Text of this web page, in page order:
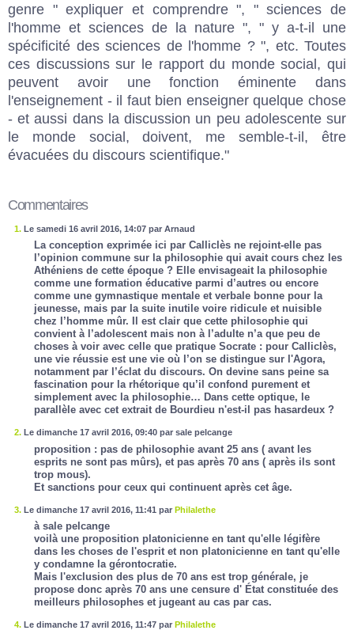
genre " expliquer et comprendre ", " sciences de
l'homme et sciences de la nature ", " y a-t-il une
spécificité des sciences de l'homme ? ", etc. Toutes
ces discussions sur le rapport du monde social, qui
peuvent avoir une fonction éminente dans
l'enseignement - il faut bien enseigner quelque chose
- et aussi dans la discussion un peu adolescente sur
le monde social, doivent, me semble-t-il, être
évacuées du discours scientifique."
Commentaires
1. Le samedi 16 avril 2016, 14:07 par Arnaud
La conception exprimée ici par Calliclès ne rejoint-elle pas
l’opinion commune sur la philosophie qui avait cours chez les
Athéniens de cette époque ? Elle envisageait la philosophie
comme une formation éducative parmi d’autres ou encore
comme une gymnastique mentale et verbale bonne pour la
jeunesse, mais par la suite inutile voire ridicule et nuisible
chez l’homme mûr. Il est clair que cette philosophie qui
convient à l’adolescent mais non à l’adulte n’a que peu de
choses à voir avec celle que pratique Socrate : pour Calliclès,
une vie réussie est une vie où l’on se distingue sur l'Agora,
notamment par l’éclat du discours. On devine sans peine sa
fascination pour la rhétorique qu’il confond purement et
simplement avec la philosophie… Dans cette optique, le
parallèle avec cet extrait de Bourdieu n'est-il pas hasardeux ?
2. Le dimanche 17 avril 2016, 09:40 par sale pelcange
proposition : pas de philosophie avant 25 ans ( avant les
esprits ne sont pas mûrs), et pas après 70 ans ( après ils sont
trop mous).
Et sanctions pour ceux qui continuent après cet âge.
3. Le dimanche 17 avril 2016, 11:41 par Philalethe
à sale pelcange
voilà une proposition platonicienne en tant qu'elle légifère
dans les choses de l'esprit et non platonicienne en tant qu'elle
y condamne la gérontocratie.
Mais l'exclusion des plus de 70 ans est trop générale, je
propose donc après 70 ans une censure d' État constituée des
meilleurs philosophes et jugeant au cas par cas.
4. Le dimanche 17 avril 2016, 11:47 par Philalethe